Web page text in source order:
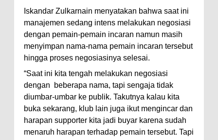
Iskandar Zulkarnain menyatakan bahwa saat ini
manajemen sedang intens melakukan negosiasi
dengan pemain-pemain incaran namun masih
menyimpan nama-nama pemain incaran tersebut
hingga proses negosiasinya selesai.
“Saat ini kita tengah melakukan negosiasi
dengan beberapa nama, tapi sengaja tidak
diumbar-umbar ke publik. Takutnya kalau kita
buka sekarang, klub lain juga ikut mengincar dan
harapan supporter kita jadi buyar karena sudah
menaruh harapan terhadap pemain tersebut. Tapi